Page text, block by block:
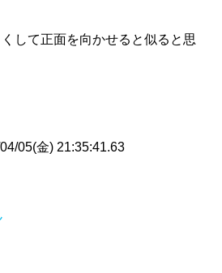
して正面を向かせると似ると思
04/05(金) 21:35:41.63